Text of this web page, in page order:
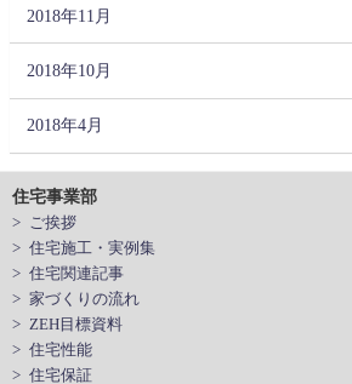
2018年11月
2018年10月
2018年4月
住宅事業部
> ご挨拶
> 住宅施工・実例集
> 住宅関連記事
> 家づくりの流れ
> ZEH目標資料
> 住宅性能
> 住宅保証